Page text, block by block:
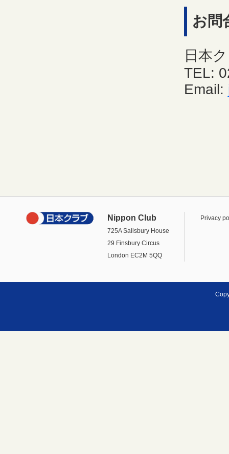
お問
日本
TEL:
Email:
Nippon Club
725A Salisbury House
29 Finsbury Circus
London EC2M 5QQ
Privacy